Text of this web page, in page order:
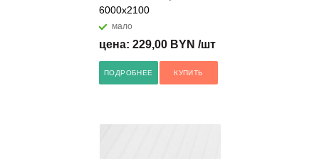
6000x2100
мало
цена: 229,00 BYN /шт
ПОДРОБНЕЕ КУПИТЬ